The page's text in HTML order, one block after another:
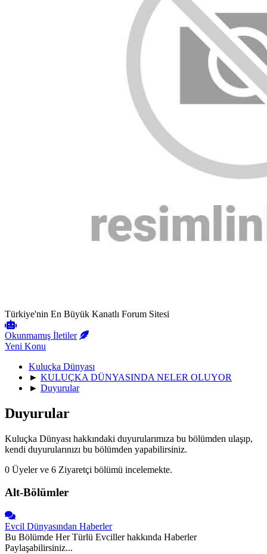
Türkiye'nin En Büyük Kanatlı Forum Sitesi
Okunmamış İletiler
Yeni Konu
Kuluçka Dünyası
► KULUÇKA DÜNYASINDA NELER OLUYOR
► Duyurular
Duyurular
Kuluçka Dünyası hakkındaki duyurularımıza bu bölümden ulaşıp,
kendi duyurularınızı bu bölümden yapabilirsiniz.
0 Üyeler ve 6 Ziyaretçi bölümü incelemekte.
Alt-Bölümler
Evcil Dünyasından Haberler
Bu Bölümde Her Türlü Evciller hakkında Haberler
Paylaşabilirsiniz...